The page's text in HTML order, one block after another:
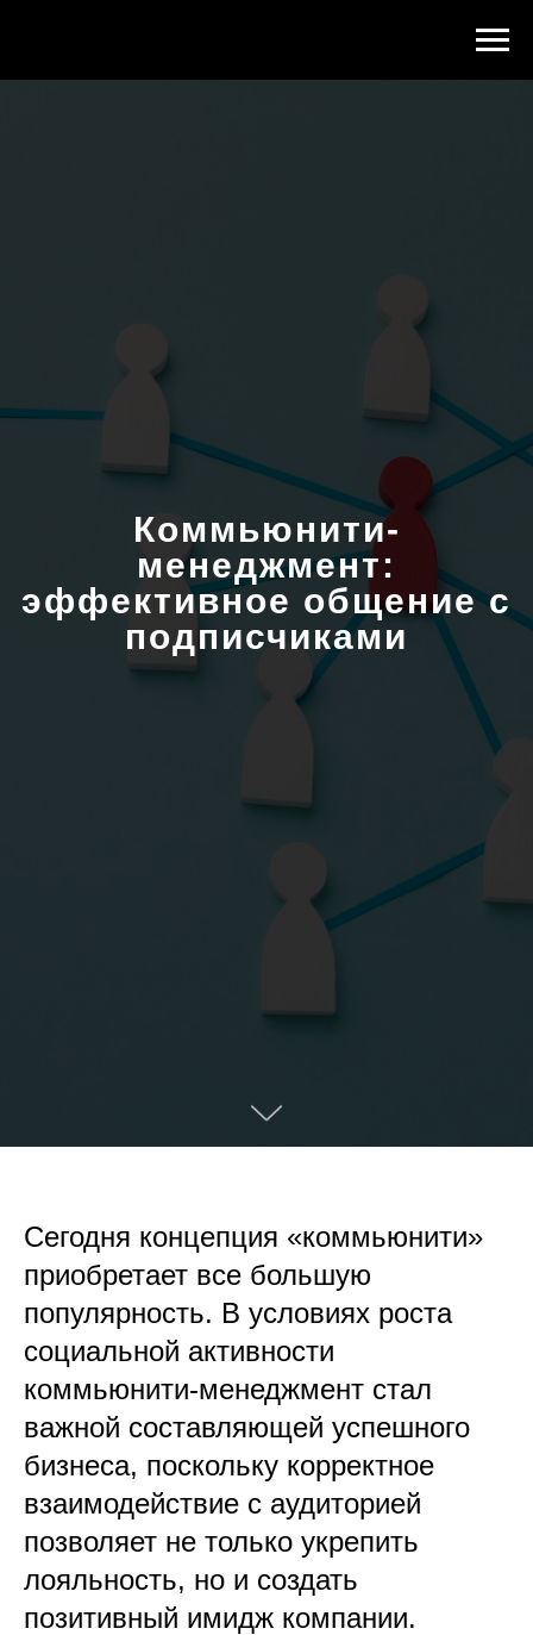
Коммьюнити-
менеджмент:
эффективное общение с
подписчиками
Сегодня концепция «коммьюнити»
приобретает все большую
популярность. В условиях роста
социальной активности
коммьюнити-менеджмент стал
важной составляющей успешного
бизнеса, поскольку корректное
взаимодействие с аудиторией
позволяет не только укрепить
лояльность, но и создать
позитивный имидж компании.